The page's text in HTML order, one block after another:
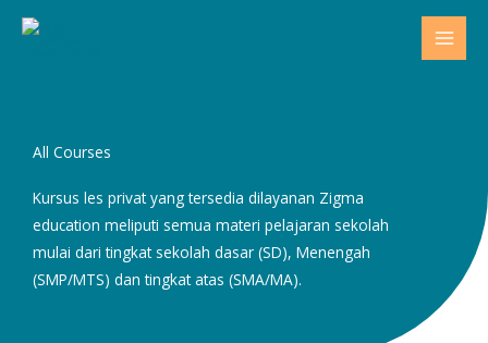
Lewati
All Courses
Kursus les privat yang tersedia dilayanan Zigma
education meliputi semua materi pelajaran sekolah
mulai dari tingkat sekolah dasar (SD), Menengah
(SMP/MTS) dan tingkat atas (SMA/MA).